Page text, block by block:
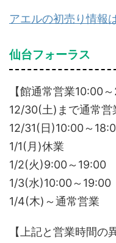
アエルの初売り情報
仙台フォーラス
【館通常営業10:00～
12/30(土)まで通常営
12/31(日)10:00～
1/1(月)休業
1/2(火)9:00～19:00
1/3(水)10:00～19:00
1/4(木)～通常営業
【上記と営業時間の